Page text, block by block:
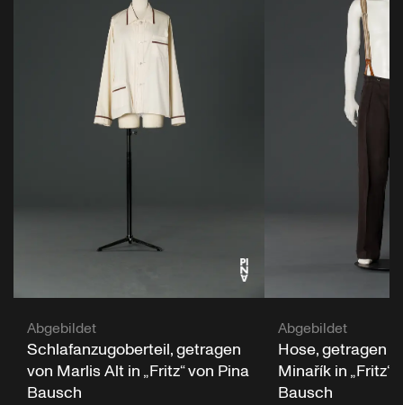
Abgebildet
Schlafanzugoberteil, getragen
von Marlis Alt in „Fritz“ von Pina
Bausch
Abgebildet
Hose, getragen
Minařík in „Fritz“
Bausch